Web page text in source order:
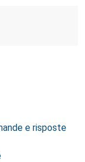
e risposte